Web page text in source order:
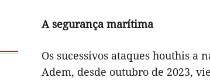
A segurança marítima
Os sucessivos ataques houthis
Adem, desde outubro de 2023,